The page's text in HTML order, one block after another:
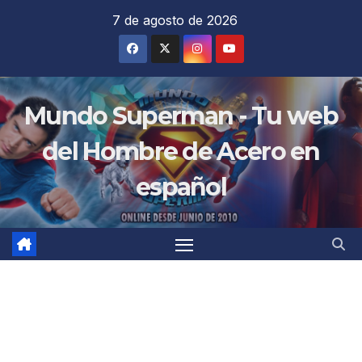
7 de agosto de 2026
Mundo Superman - Tu web
del Hombre de Acero en
español